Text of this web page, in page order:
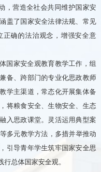
，营造全社会共同维护国家安
盖了国家安全法律法规、常见
正确的法治观念，增强安全意
国家安全观教育教学工作，组
备、跨部门的专业化思政教师
学主渠道，常态化开展集体备
将粮食安全、生物安全、生态
入思政课堂。灵活运用典型案
多元教学方法，多措并举推动
引导青年学生筑牢国家安全思
总体国家安全观。